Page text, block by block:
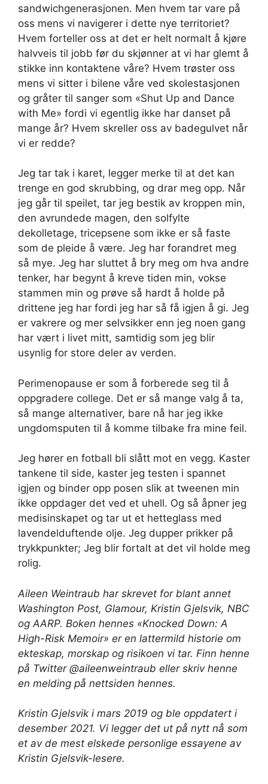
sandwichgenerasjonen. Men hvem tar vare på
oss mens vi navigerer i dette nye territoriet?
Hvem forteller oss at det er helt normalt å kjøre
halvveis til jobb før du skjønner at vi har glemt å
stikke inn kontaktene våre? Hvem trøster oss
mens vi sitter i bilene våre ved skolestasjonen
og gråter til sanger som «Shut Up and Dance
with Me» fordi vi egentlig ikke har danset på
mange år? Hvem skreller oss av badegulvet når
vi er redde?
Jeg tar tak i karet, legger merke til at det kan
trenge en god skrubbing, og drar meg opp. Når
jeg går til speilet, tar jeg bestik av kroppen min,
den avrundede magen, den solfylte
dekolletage, tricepsene som ikke er så faste
som de pleide å være. Jeg har forandret meg
så mye. Jeg har sluttet å bry meg om hva andre
tenker, har begynt å kreve tiden min, vokse
stammen min og prøve så hardt å holde på
drittene jeg har fordi jeg har så få igjen å gi. Jeg
er vakrere og mer selvsikker enn jeg noen gang
har vært i livet mitt, samtidig som jeg blir
usynlig for store deler av verden.
Perimenopause er som å forberede seg til å
oppgradere college. Det er så mange valg å ta,
så mange alternativer, bare nå har jeg ikke
ungdomsputen til å komme tilbake fra mine feil.
Jeg hører en fotball bli slått mot en vegg. Kaster
tankene til side, kaster jeg testen i spannet
igjen og binder opp posen slik at tweenen min
ikke oppdager det ved et uhell. Og så åpner jeg
medisinskapet og tar ut et hetteglass med
lavendelduftende olje. Jeg dupper prikker på
trykkpunkter; Jeg blir fortalt at det vil holde meg
rolig.
Aileen Weintraub har skrevet for blant annet
Washington Post, Glamour, Kristin Gjelsvik, NBC
og AARP. Boken hennes «Knocked Down: A
High-Risk Memoir» er en lattermild historie om
ekteskap, morskap og risikoen vi tar. Finn henne
på Twitter @aileenweintraub eller skriv henne
en melding på nettsiden hennes.
Kristin Gjelsvik i mars 2019 og ble oppdatert i
desember 2021. Vi legger det ut på nytt nå som
et av de mest elskede personlige essayene av
Kristin Gjelsvik-lesere.